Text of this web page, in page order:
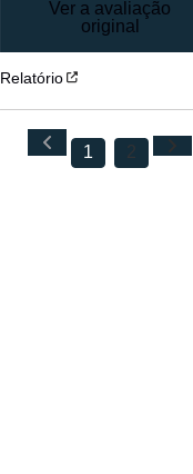
Ver a avaliação
original
Relatório
1 2